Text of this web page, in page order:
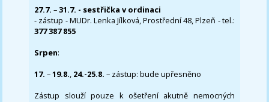
27.7.–31.7. - sestřička v ordinaci
- zástup - MUDr. Lenka Jílková, Prostřední 48, Plzeň - tel.:
377 387 855
Srpen:
17. –19.8., 24.-25.8. – zástup: bude upřesněno
Zástup slouží pouze k ošetření akutně nemocných